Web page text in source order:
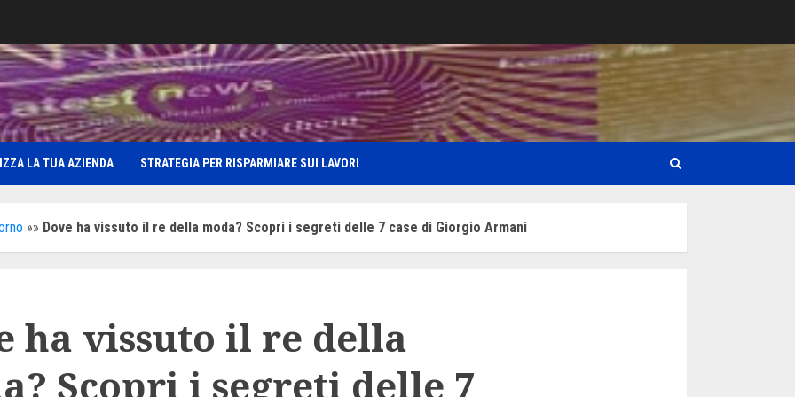
LA TUA AZIENDA STRATEGIA PER RISPARMIARE SUI LAVORI
»» Dove ha vissuto il re della moda? Scopri i segreti delle 7 case di Giorgio Armani
ha vissuto il re della
Scopri i segreti delle 7